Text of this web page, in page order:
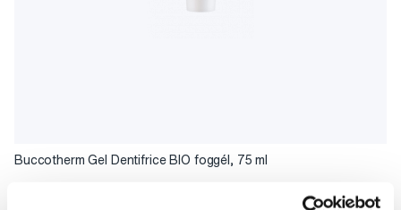
Buccotherm Gel Dentifrice BIO foggél, 75 ml